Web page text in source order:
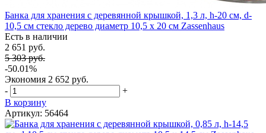
Банка для хранения с деревянной крышкой, 1,3 л, h-20 см, d-
10,5 см стекло дерево диаметр 10,5 х 20 см Zassenhaus
Есть в наличии
2 651 руб.
5 303 руб.
-50.01%
Экономия 2 652 руб.
-
+
В корзину
Артикул: 56464